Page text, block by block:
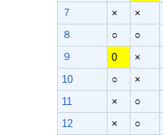
７
× ×
８
○ ○
９
0 ×
10
○ ×
11
× ○
12
× ○